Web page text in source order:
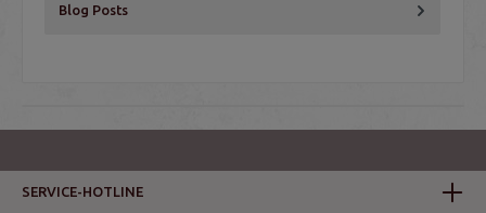
Blog Posts
SERVICE-HOTLINE